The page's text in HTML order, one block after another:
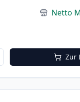
Netto
Zur